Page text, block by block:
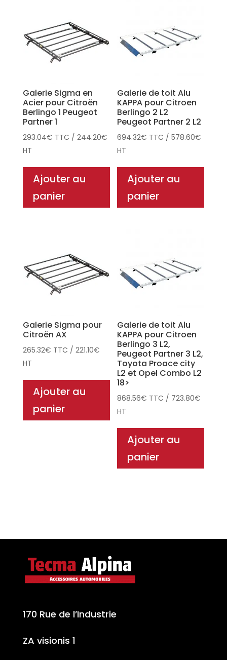
Galerie Sigma en
Acier pour Citroën
Berlingo 1 Peugeot
Partner 1
293.04€ TTC / 244.20€
HT
Ajouter au
panier
Galerie de toit Alu
KAPPA pour Citroen
Berlingo 2 L2
Peugeot Partner 2 L2
694.32€ TTC /578.60€
HT
Ajouter au
panier
Galerie Sigma pour
Citroën AX
265.32€ TTC / 221.10€
HT
Ajouter au
panier
Galerie de toit Alu
KAPPA pour Citroen
Berlingo 3 L2,
Peugeot Partner 3 L2,
Toyota Proace city
L2 et Opel Combo L2
18>
868.56€ TTC / 723.80€
HT
Ajouter au
panier
170 Rue de l’Industrie
ZA visionis 1